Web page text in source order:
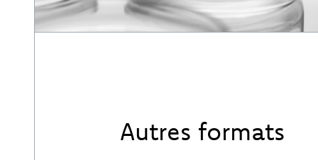
Autres formats